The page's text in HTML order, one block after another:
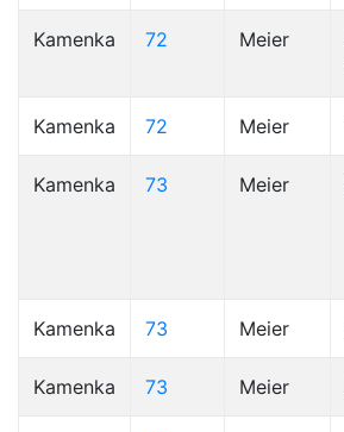
Kamenka 72 Meier
Kamenka 72 Meier
Kamenka 73 Meier
Kamenka 73 Meier
Kamenka 73 Meier